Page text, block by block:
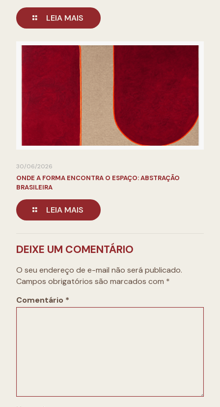
LEIA MAIS
30/06/2026
ONDE A FORMA ENCONTRA O ESPAÇO: ABSTRAÇÃO
BRASILEIRA
LEIA MAIS
DEIXE UM COMENTÁRIO
O seu endereço de e-mail não será publicado.
Campos obrigatórios são marcados com *
Comentário *